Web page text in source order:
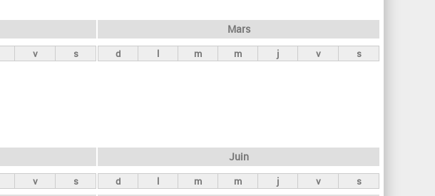
r
c
v s
Mars
d l m m j v s
v s
Juin
d l m m j v s